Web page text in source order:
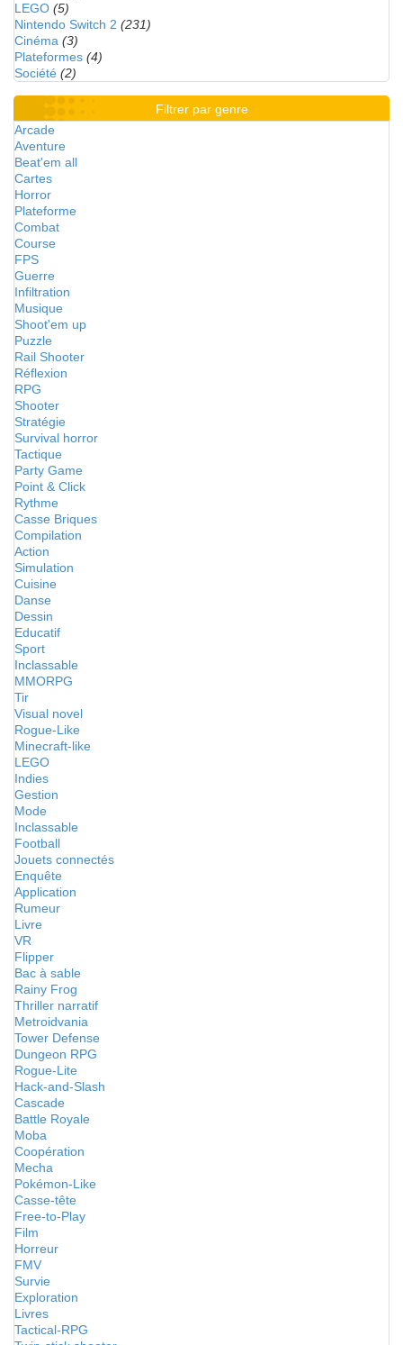
LEGO (5)
Nintendo Switch 2 (231)
Cinéma (3)
Plateformes (4)
Société (2)
Filtrer par genre
Arcade
Aventure
Beat'em all
Cartes
Horror
Plateforme
Combat
Course
FPS
Guerre
Infiltration
Musique
Shoot'em up
Puzzle
Rail Shooter
Réflexion
RPG
Shooter
Stratégie
Survival horror
Tactique
Party Game
Point & Click
Rythme
Casse Briques
Compilation
Action
Simulation
Cuisine
Danse
Dessin
Educatif
Sport
Inclassable
MMORPG
Tir
Visual novel
Rogue-Like
Minecraft-like
LEGO
Indies
Gestion
Mode
Inclassable
Football
Jouets connectés
Enquête
Application
Rumeur
Livre
VR
Flipper
Bac à sable
Rainy Frog
Thriller narratif
Metroidvania
Tower Defense
Dungeon RPG
Rogue-Lite
Hack-and-Slash
Cascade
Battle Royale
Moba
Coopération
Mecha
Pokémon-Like
Casse-tête
Free-to-Play
Film
Horreur
FMV
Survie
Exploration
Livres
Tactical-RPG